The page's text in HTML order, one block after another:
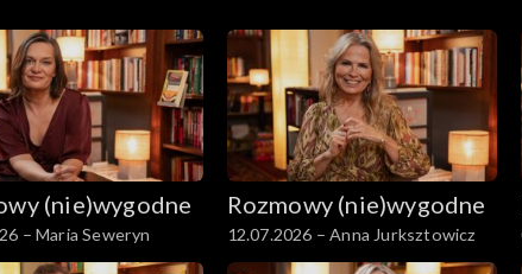
(nie)wygodne
– Maria Seweryn
Rozmowy (nie)wygodne
12.07.2026 – Anna Jurksztowicz